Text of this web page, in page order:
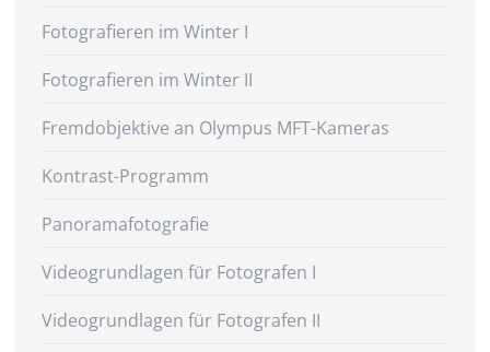
Fotografieren im Winter I
Fotografieren im Winter II
Fremdobjektive an Olympus MFT-Kameras
Kontrast-Programm
Panoramafotografie
Videogrundlagen für Fotografen I
Videogrundlagen für Fotografen II